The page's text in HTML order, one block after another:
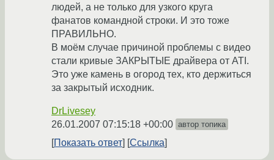
людей, а не только для узкого круга
фанатов командной строки. И это тоже
ПРАВИЛЬНО.
В моём случае причиной проблемы с видео
стали кривые ЗАКРЫТЫЕ драйвера от ATI.
Это уже камень в огород тех, кто держиться
за закрытый исходник.
DrLivesey
26.01.2007 07:15:18 +00:00 автор топика
Показать ответ Ссылка